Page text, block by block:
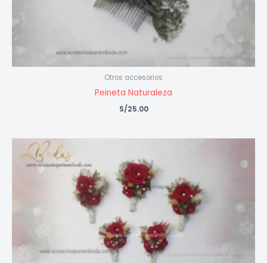
Otros accesorios
Peineta Naturaleza
S/25.00